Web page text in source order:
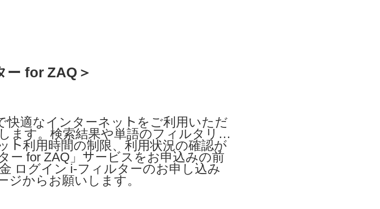
ー for ZAQ＞
適なインターネットをご利用いただ
ます。検索結果や単語のフィルタリン
ト利用時間の制限、利用状況の確認が
ー for ZAQ」サービスをお申込みの前
ログイン i-フィルターのお申し込み
からお願いします。